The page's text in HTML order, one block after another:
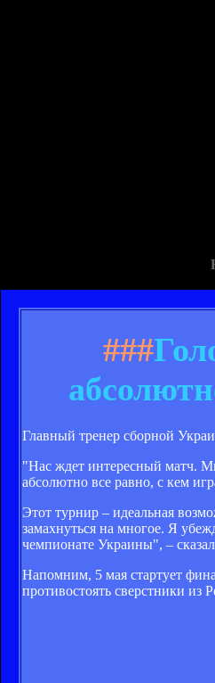
###
Главный тренер сборной
"Нас ждет интересный матч.
абсолютно все равно, с кем
Этот турнир – идеальная
замахнуться на многое. Я
чемпионате Украины", –
Напомним, 5 мая стартует
противостоять сверстники